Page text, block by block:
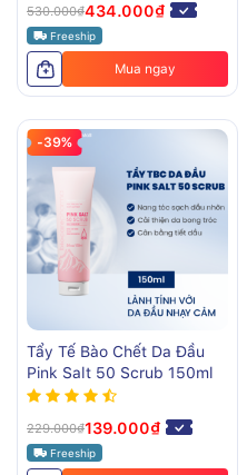
530.000₫434.000₫
Freeship
Mua ngay
-39%
Tẩy Tế Bào Chết Da Đầu
Pink Salt 50 Scrub 150ml
229.000₫139.000₫
Freeship